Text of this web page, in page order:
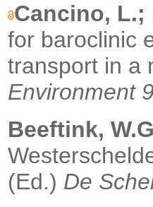
Cancino, L.;
for baroclinic
transport in a
Environment 9
Beeftink,
(Ed.) De